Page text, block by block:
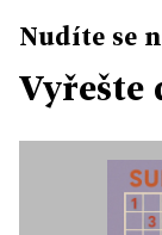
Nudíte se
Vyřešte